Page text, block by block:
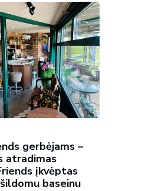
gerbėjams –
atradimas
įkvėptas
baseinu